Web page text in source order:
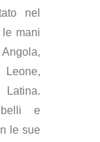
nel
le mani
Latina.
e
le sue